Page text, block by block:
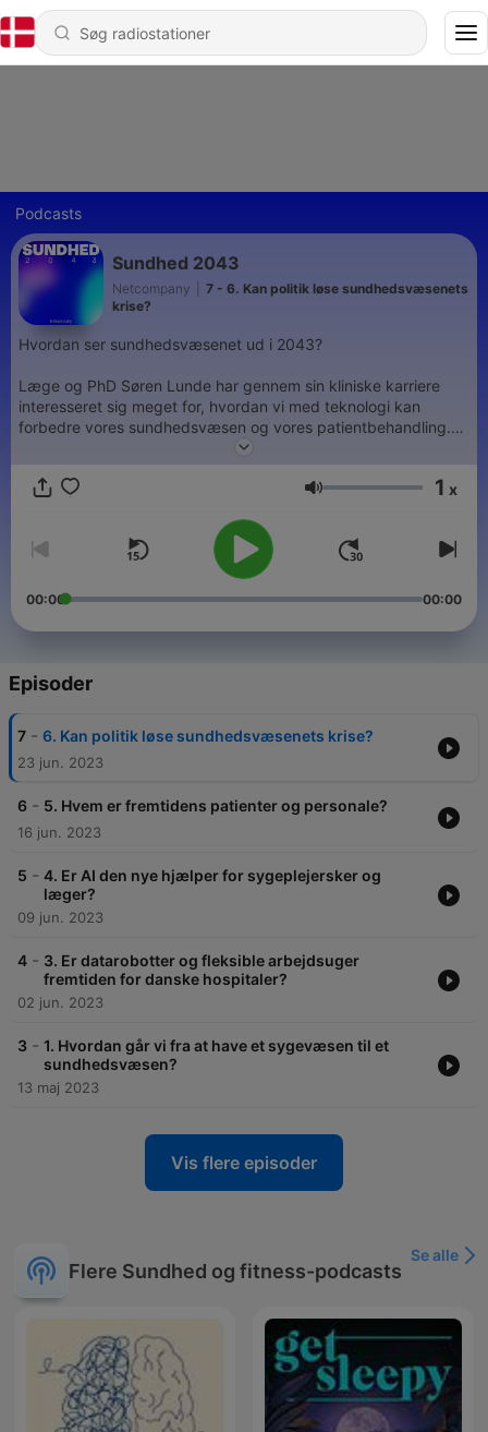
Podcasts
Sundhed 2043
Netcompany
7 - 6. Kan politik løse sundhedsvæsenets
krise?
Hvordan ser sundhedsvæsenet ud i 2043?
Læge og PhD Søren Lunde har gennem sin kliniske karriere
interesseret sig meget for, hvordan vi med teknologi kan
forbedre vores sundhedsvæsen og vores patientbehandling.
der er ikke hænder nok, og det virker som om, at vi har plukket
Spørgsmålet er: hvor er vi på vej hen? Og hvordan sikrer vi os,
at sundhedsvæsenet også om 20 år i 2043 fungerer
tilfredsstillende.
Lydstyrke 1 x
00:00 00:00
Episoder
7 - 6. Kan politik løse sundhedsvæsenets krise?
23 jun. 2023
6 - 5. Hvem er fremtidens patienter og personale?
16 jun. 2023
5 - 4. Er AI den nye hjælper for sygeplejersker og
læger?
09 jun. 2023
4 - 3. Er datarobotter og fleksible arbejdsuger
fremtiden for danske hospitaler?
02 jun. 2023
3 - 1. Hvordan går vi fra at have et sygevæsen til et
sundhedsvæsen?
13 maj 2023
Vis flere episoder
Flere Sundhed og fitness-podcasts
Se alle